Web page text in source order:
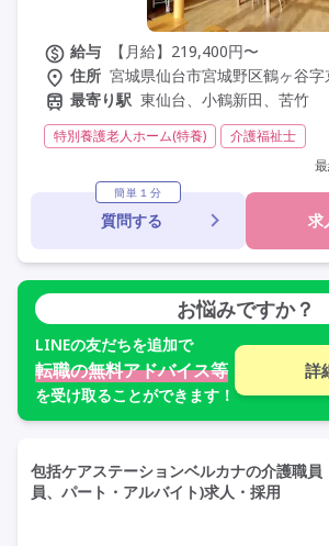
給与
【月給】219,400円〜
住所 宮城県仙台市宮城野区鶴ヶ谷字
最寄り駅 東仙台、小鶴新田、苦竹
特別養護老人ホーム(特養)
介護福祉士
初任者研修(ヘル
残業月20時間以内 残業ほぼ
社会保険完備
交通費支給
年間休日120
定年60歳
定年65歳以上
車通勤可
簡単１分
質問する 求
お悩みですか？
LINEの友だちを追加で
転職の無料アドバイス等
を受け取ることができます！
詳
包括ケアステーションベルカナの介護職員
員、パート・アルバイト)求人・採用